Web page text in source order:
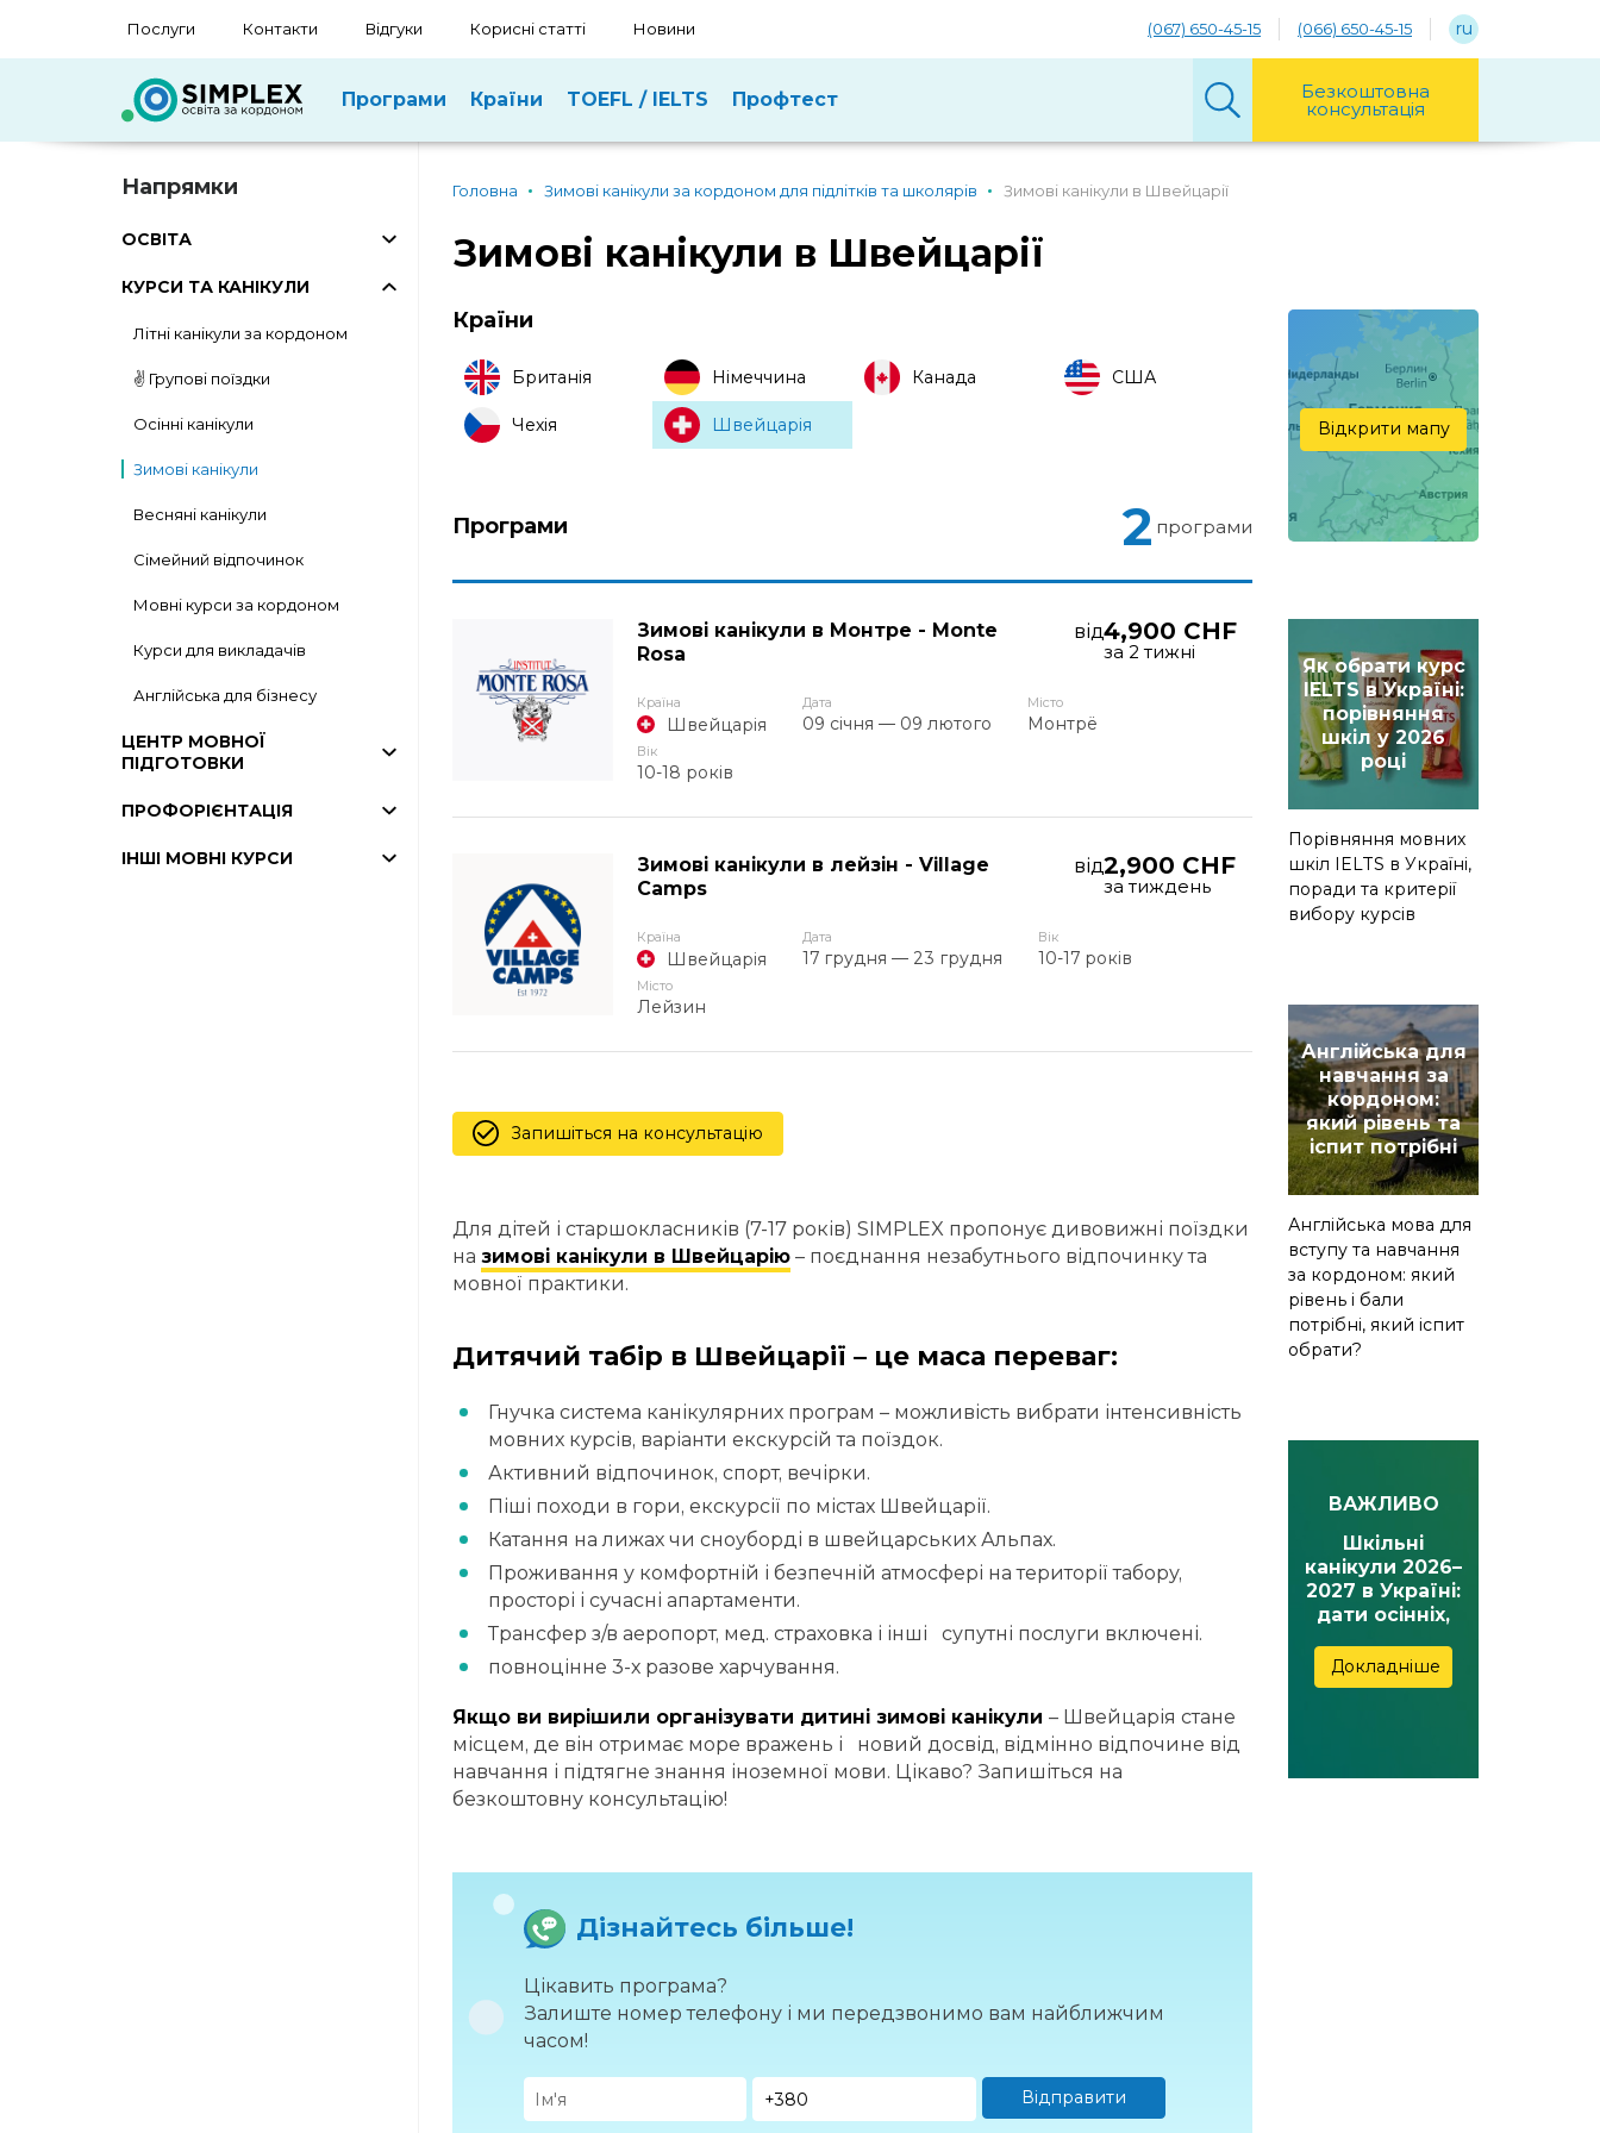
Послуги Контакти Відгуки Корисні статті Новини (067) 650-45-15 (066) 650-45-15 ru
Програми Країни TOEFL / IELTS Профтест Безкоштовна
консультація
Напрямки
ОСВІТА
КУРСИ ТА КАНІКУЛИ
Літні канікули за кордоном
✌️ Групові поїздки
Осінні канікули
Зимові канікули
Весняні канікули
Сімейний відпочинок
Мовні курси за кордоном
Курси для викладачів
Англійська для бізнесу
ЦЕНТР МОВНОЇ
ПІДГОТОВКИ
ПРОФОРІЄНТАЦІЯ
ІНШІ МОВНІ КУРСИ
Головна Зимові канікули за кордоном для підлітків та школярів Зимові канікули в Швейцарії
Зимові канікули в Швейцарії
Країни
Британія Німеччина Канада США
Чехія Швейцарія
Програми 2 програми
Зимові канікули в Монтре - Monte
Rosa
від4,900 CHF
за 2 тижні
Країна
Швейцарія
Дата
09 січня — 09 лютого
Місто
Монтрё
Вік
10-18 років
Зимові канікули в лейзін - Village
Camps
від2,900 CHF
за тиждень
Країна
Швейцарія
Дата
17 грудня — 23 грудня
Вік
10-17 років
Місто
Лейзин
Запишіться на консультацію
Для дітей і старшокласників (7-17 років) SIMPLEX пропонує дивовижні поїздки
на зимові канікули в Швейцарію– поєднання незабутнього відпочинку та
мовної практики.
Дитячий табір в Швейцарії – це маса переваг:
Гнучка система канікулярних програм – можливість вибрати інтенсивність
мовних курсів, варіанти екскурсій та поїздок.
Активний відпочинок, спорт, вечірки.
Піші походи в гори, екскурсії по містах Швейцарії.
Катання на лижах чи сноуборді в швейцарських Альпах.
Проживання у комфортній і безпечній атмосфері на території табору,
просторі і сучасні апартаменти.
Трансфер з/в аеропорт, мед. страховка і інші супутні послуги включені.
повноцінне 3-х разове харчування.
Якщо ви вирішили організувати дитині зимові канікули – Швейцарія стане
місцем, де він отримає море вражень і новий досвід, відмінно відпочине від
навчання і підтягне знання іноземної мови. Цікаво? Запишіться на
безкоштовну консультацію!
Дізнайтесь більше!
Цікавить програма?
Залиште номер телефону і ми передзвонимо вам найближчим
часом!
Відправити
Відкрити мапу
Як обрати курс
IELTS в Україні:
порівняння
шкіл у 2026
році
Порівняння мовних
шкіл IELTS в Україні,
поради та критерії
вибору курсів
Англійська для
навчання за
кордоном:
який рівень та
іспит потрібні
Англійська мова для
вступу та навчання
за кордоном: який
рівень і бали
потрібні, який іспит
обрати?
ВАЖЛИВО
Шкільні
канікули 2026–
2027 в Україні:
дати осінніх,
весняних та
літніх канікул
Докладніше